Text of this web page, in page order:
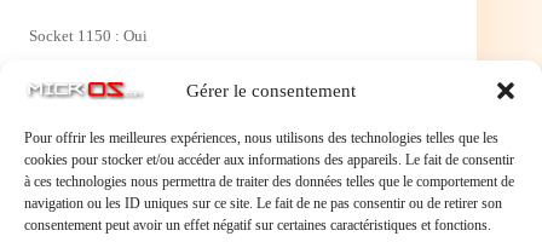
Gérer le consentement
Pour offrir les meilleures expériences, nous utilisons des technologies telles que les
cookies pour stocker et/ou accéder aux informations des appareils. Le fait de consentir
à ces technologies nous permettra de traiter des données telles que le comportement de
navigation ou les ID uniques sur ce site. Le fait de ne pas consentir ou de retirer son
consentement peut avoir un effet négatif sur certaines caractéristiques et fonctions.
Socket 1150 : Oui
Socket 1151: Oui
Socket 1155 : Oui
Socket 1156 : Oui